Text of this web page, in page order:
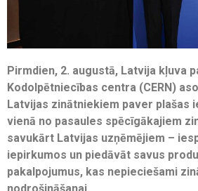
Pirmdien, 2. augustā, Latvija kļuva
Kodolpētniecības centra (CERN)
Latvijas zinātniekiem paver plašas
vienā no pasaules spēcīgākajiem
savukārt Latvijas uzņēmējiem –
iepirkumos un piedāvāt savus
pakalpojumus, kas nepieciešami